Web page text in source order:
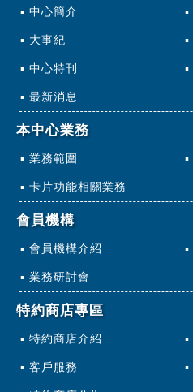
中心簡介
大事紀
中心特刊
最新消息
本中心業務
業務範圍
卡片功能相關業務
會員機構
會員機構介紹
業務研討會
特約商店專區
特約商店介紹
客戶服務